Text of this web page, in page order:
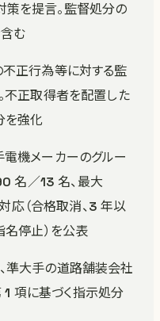
を提言。監督処分の
む
正行為等に対する監
不正取得者を配置した
を強化
機メーカーのグルー
名／13 名、最大
応（合格取消、3 年以
名停止）を公表
大手の道路舗装会社
項に基づく指示処分